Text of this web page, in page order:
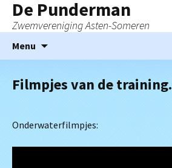
De Punderman
Zwemvereniging Asten-Someren
Menu
inhoud
Filmpjes van de training.
Onderwaterfilmpjes: